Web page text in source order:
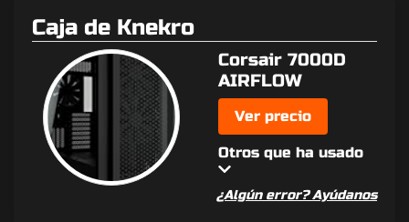
Caja de Knekro
Corsair 7000D
AIRFLOW
Ver precio
Otros que ha usado
¿Algún error? Ayúdanos